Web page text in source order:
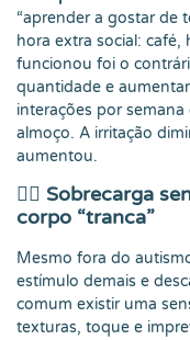
“aprender a gostar de
hora extra social:
funcionou foi o
quantidade e
interações por semana
almoço. A irritação
aumentou.
😮‍💨 Sobrecarga
corpo “tranca”
Mesmo fora do
estímulo demais e
comum existir uma
texturas, toque e